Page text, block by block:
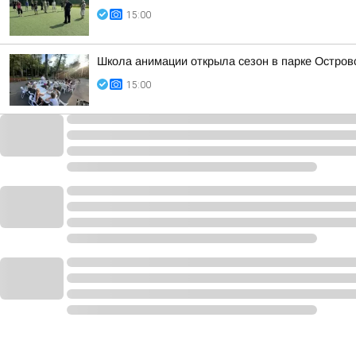
15:00
Школа анимации открыла сезон в парке
15:00